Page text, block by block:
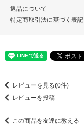
返品について
特定商取引法に基づく表記
レビューを見る(0件)
レビューを投稿
この商品を友達に教える